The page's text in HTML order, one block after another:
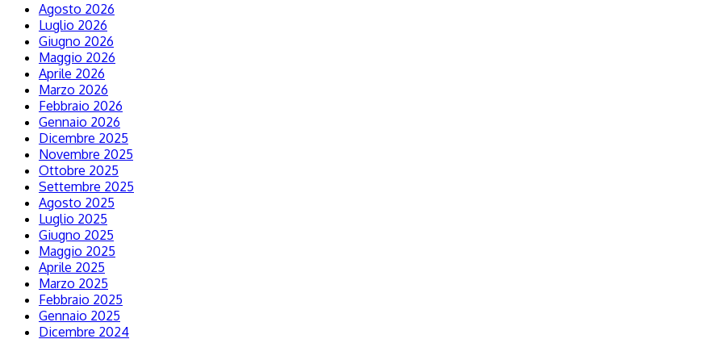
Agosto 2026
Luglio 2026
Giugno 2026
Maggio 2026
Aprile 2026
Marzo 2026
Febbraio 2026
Gennaio 2026
Dicembre 2025
Novembre 2025
Ottobre 2025
Settembre 2025
Agosto 2025
Luglio 2025
Giugno 2025
Maggio 2025
Aprile 2025
Marzo 2025
Febbraio 2025
Gennaio 2025
Dicembre 2024